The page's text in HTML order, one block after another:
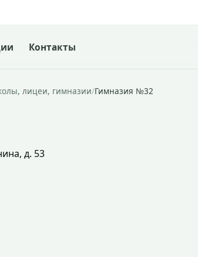
Контакты
лицеи, гимназии/Гимназия №32
д. 53